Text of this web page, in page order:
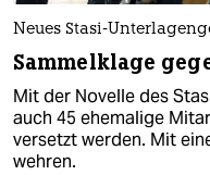
Neues Stasi-
Sammelklage
Mit der Novelle des
auch 45 ehemalige
versetzt werden. Mit
wehren.